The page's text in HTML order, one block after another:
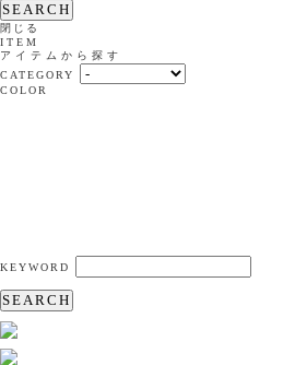
SEARCH
閉じる
ITEM
アイテムから探す
CATEGORY
COLOR
KEYWORD
SEARCH